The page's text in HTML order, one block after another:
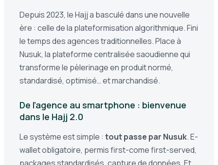
Depuis 2023, le Hajj a basculé dans une nouvelle
ère : celle de la plateformisation algorithmique. Fini
le temps des agences traditionnelles. Place à
Nusuk, la plateforme centralisée saoudienne qui
transforme le pèlerinage en produit normé,
standardisé, optimisé… et marchandisé.
De l’agence au smartphone : bienvenue
dans le Hajj 2.0
Le système est simple : tout passe par Nusuk. E-
wallet obligatoire, permis first-come first-served,